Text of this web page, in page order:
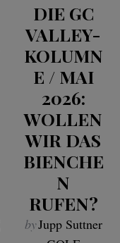
DIE GC
VALLEY-
KOLUMN
E / MAI
2026:
WOLLEN
WIR DAS
BIENCHE
N
RUFEN?
byJupp Suttner